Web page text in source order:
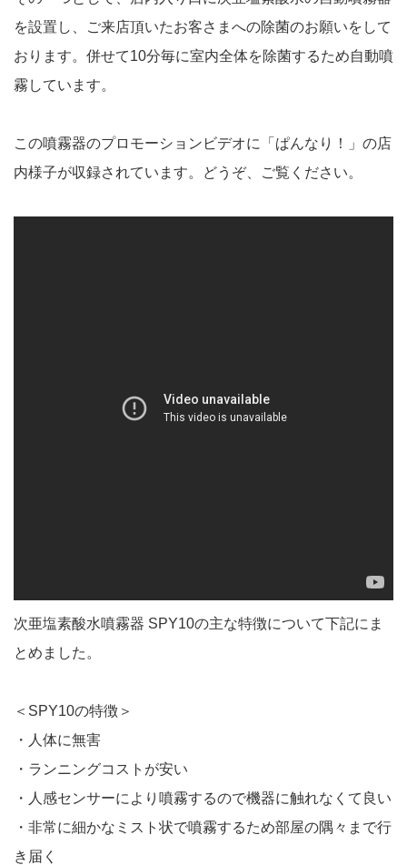
を設置し、ご来店頂いたお客さまへの除菌のお願いをして
おります。併せて10分毎に室内全体を除菌するため自動噴
霧しています。
この噴霧器のプロモーションビデオに「ぱんなり！」の店
内様子が収録されています。どうぞ、ご覧ください。
次亜塩素酸水噴霧器 SPY10の主な特徴について下記にま
とめました。
＜SPY10の特徴＞
・人体に無害
・ランニングコストが安い
・人感センサーにより噴霧するので機器に触れなくて良い
・非常に細かなミスト状で噴霧するため部屋の隅々まで行
き届く